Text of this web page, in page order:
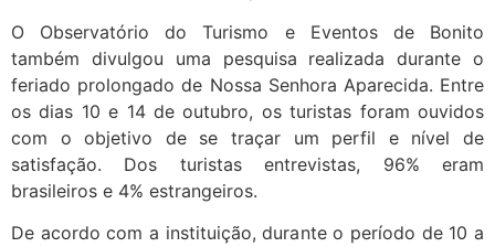
O Observatório do Turismo e Eventos de Bonito
também divulgou uma pesquisa realizada durante o
feriado prolongado de Nossa Senhora Aparecida. Entre
os dias 10 e 14 de outubro, os turistas foram ouvidos
com o objetivo de se traçar um perfil e nível de
satisfação. Dos turistas entrevistas, 96% eram
brasileiros e 4% estrangeiros.
De acordo com a instituição, durante o período de 10 a